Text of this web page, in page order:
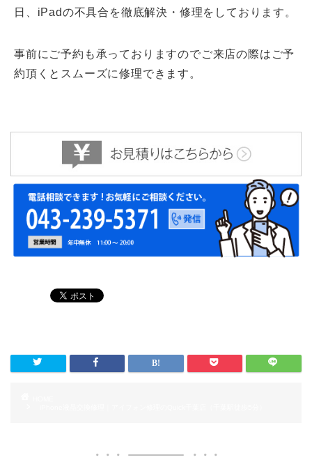
日、iPadの不具合を徹底解決・修理をしております。
事前にご予約も承っておりますのでご来店の際はご予
約頂くとスムーズに修理できます。